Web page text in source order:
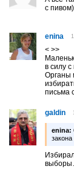
с
enina
< >>
в силу
Органы
письма
galdin
enina:
закона